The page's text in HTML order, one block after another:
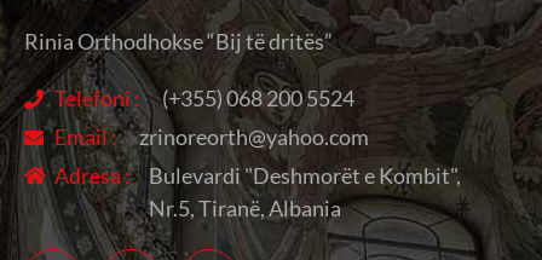
Rinia Orthodhokse “Bij të dritës”
Telefoni :
(+355) 068 200 5524
Email :
zrinoreorth@yahoo.com
Adresa :
Bulevardi "Deshmorët e Kombit",
Nr.5, Tiranë, Albania